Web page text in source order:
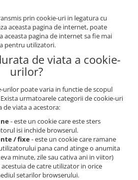
prin cookie-uri in legatura cu
aceasta pagina de internet, poate
aceasta pagina de internet sa fie mai
pentru utilizatori.
de viata a cookie-
urilor?
urilor poate varia in functie de scopul
urmatoarele categorii de cookie-uri
viata a acestora:
- este un cookie care este sters
isi inchide browserul.
/ fixe- este un cookie care ramane
pana cand atinge o anumita
minute, zile sau cativa ani in viitor)
de catre utilizator in orice
setarilor browserului.